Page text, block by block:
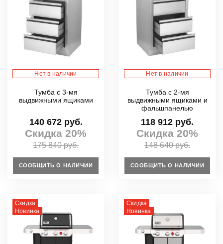
Нет в наличии
Тумба с 3-мя
выдвижными ящиками
140 672 руб.
Скидка 20%
175 840 руб.
СООБЩИТЬ О НАЛИЧИИ
Нет в наличии
Тумба с 2-мя
выдвижными ящиками и
фальшпанелью
118 912 руб.
Скидка 20%
148 640 руб.
СООБЩИТЬ О НАЛИЧИИ
Скидка
Новинка
Скидка
Новинка